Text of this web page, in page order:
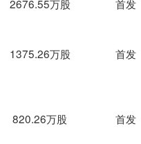
2676.55万股 首发
1375.26万股 首发
820.26万股 首发